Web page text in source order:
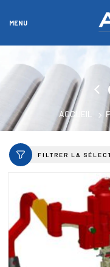
MENU
ACCUEIL
FILTRER LA